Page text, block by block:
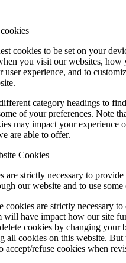
cookies to be set on your
you visit our websites, how
user experience, and to
category headings to
of your preferences. Note
may impact your experience
are able to offer.
Cookies
are strictly necessary to
our website and to use some
cookies are strictly necessary
will have impact how our site
cookies by changing your
all cookies on this website.
accept/refuse cookies when